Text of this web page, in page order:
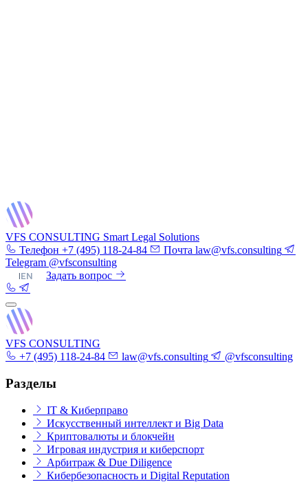
VFS CONSULTING Smart Legal Solutions
Телефон +7 (495) 118-24-84 Почта law@vfs.consulting
Telegram @vfsconsulting
|EN Задать вопрос
VFS CONSULTING
+7 (495) 118-24-84
law@vfs.consulting @vfsconsulting
Разделы
IT & Киберправо
Искусственный интеллект и Big Data
Криптовалюты и блокчейн
Игровая индустрия и киберспорт
Арбитраж & Due Diligence
Кибербезопасность и Digital Reputation